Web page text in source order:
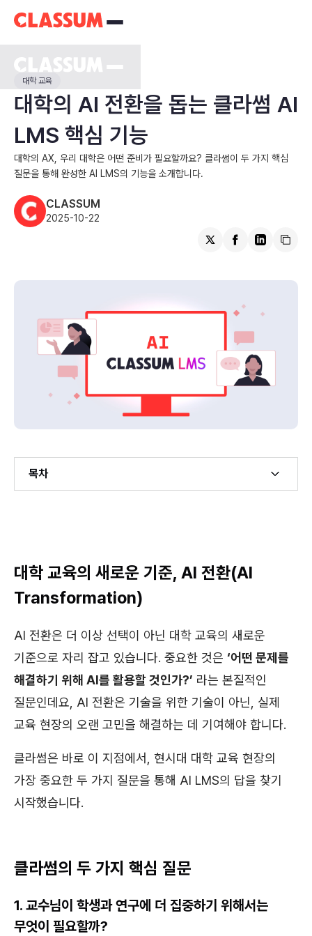
대학 교육
대학의 AI 전환을 돕는 클라썸 AI
LMS 핵심 기능
대학의 AX, 우리 대학은 어떤 준비가 필요할까요? 클라썸이 두 가지 핵심
질문을 통해 완성한 AI LMS의 기능을 소개합니다.
CLASSUM
2025-10-22
목차
대학 교육의 새로운 기준, AI 전환(AI
Transformation)
AI 전환은 더 이상 선택이 아닌 대학 교육의 새로운
기준으로 자리 잡고 있습니다. 중요한 것은 ‘어떤 문제를
해결하기 위해 AI를 활용할 것인가?’ 라는 본질적인
질문인데요, AI 전환은 기술을 위한 기술이 아닌, 실제
교육 현장의 오랜 고민을 해결하는 데 기여해야 합니다.
클라썸은 바로 이 지점에서, 현시대 대학 교육 현장의
가장 중요한 두 가지 질문을 통해 AI LMS의 답을 찾기
시작했습니다.
클라썸의 두 가지 핵심 질문
1. 교수님이 학생과 연구에 더 집중하기 위해서는
무엇이 필요할까?